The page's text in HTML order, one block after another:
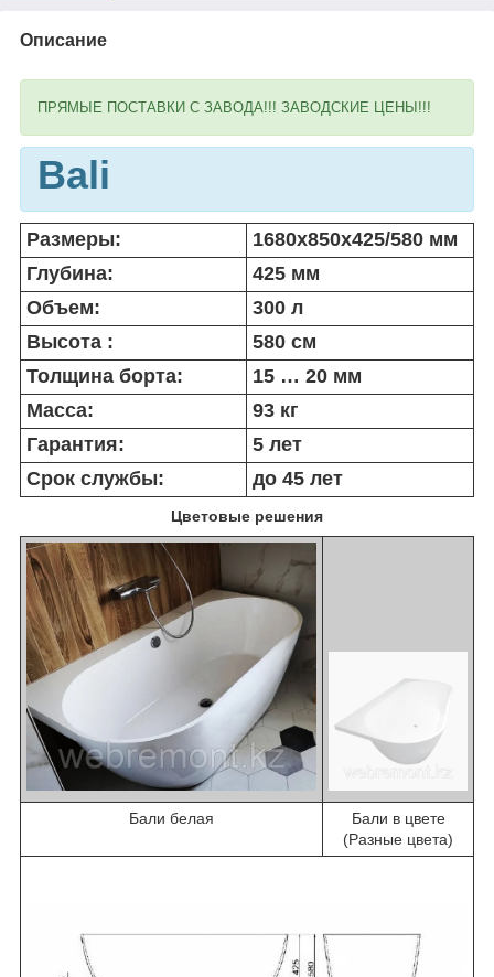
Описание
ПРЯМЫЕ ПОСТАВКИ С ЗАВОДА!!! ЗАВОДСКИЕ ЦЕНЫ!!!
Bali
Размеры:
1680x850x425/580 мм
Глубина:
425 мм
Объем:
300 л
Высота :
580 см
Толщина борта:
15 … 20 мм
Масса:
93 кг
Гарантия:
5 лет
Срок службы:
до 45 лет
Цветовые решения
Бали белая
Бали в цвете
(Разные цвета)